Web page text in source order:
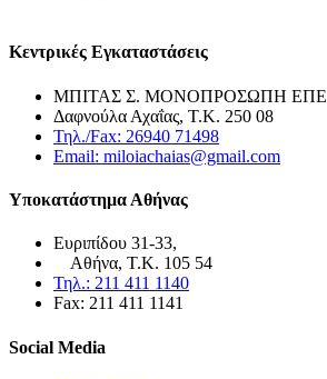
Κεντρικές Εγκαταστάσεις
ΜΠΙΤΑΣ Σ. ΜΟΝΟΠΡΟΣΩΠΗ ΕΠΕ
Δαφνούλα Αχαΐας, Τ.Κ. 250 08
Τηλ./Fax: 26940 71498
Email: miloiachaias@gmail.com
Υποκατάστημα Αθήνας
Ευριπίδου 31-33,
Αθήνα, Τ.Κ. 105 54
Τηλ.: 211 411 1140
Fax: 211 411 1141
Social Media